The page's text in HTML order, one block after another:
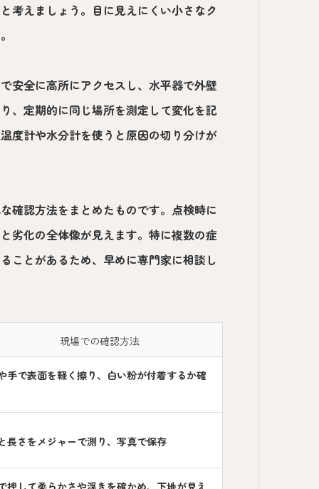
考えましょう。目に見えにくい小さなク
安全に高所にアクセスし、水平器で外壁
、定期的に同じ場所を測定して変化を記
度計や水分計を使うと原因の切り分けが
確認方法をまとめたものです。点検時に
劣化の全体像が見えます。特に複数の症
ことがあるため、早めに専門家に相談し
現場での確認方法
手で表面を軽く擦り、白い粉が付着するか確
長さをメジャーで測り、写真で保存
押して柔らかさや浮きを確かめ、下地が見え